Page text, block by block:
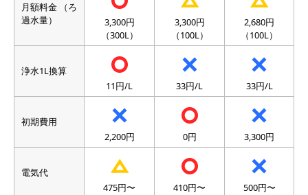
月額料金 （ろ
過水量）
3,300円
（300L）
3,300円
（100L）
2,680円
（100L）
浄水1L換算
11円/L
33円/L 33円/L
初期費用
2,200円
0円 3,300円
電気代
475円〜
410円〜 500円〜